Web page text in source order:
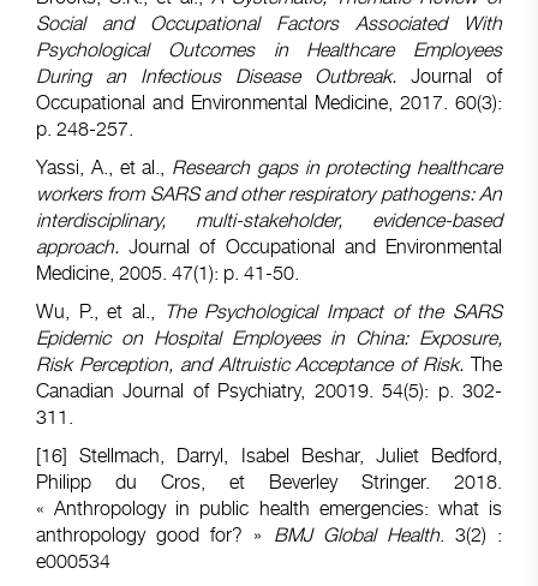
Social and Occupational Factors Associated With
Psychological Outcomes in Healthcare Employees
During an Infectious Disease Outbreak. Journal of
Occupational and Environmental Medicine, 2017. 60(3):
p. 248-257.
Yassi, A., et al., Research gaps in protecting healthcare
workers from SARS and other respiratory pathogens: An
interdisciplinary, multi-stakeholder, evidence-based
approach.Journal of Occupational and Environmental
Medicine, 2005. 47(1): p. 41-50.
Wu, P., et al., The Psychological Impact of the SARS
Epidemic on Hospital Employees in China: Exposure,
Risk Perception, and Altruistic Acceptance of Risk. The
Canadian Journal of Psychiatry, 20019. 54(5): p. 302-
311.
[16] Stellmach, Darryl, Isabel Beshar, Juliet Bedford,
Philipp du Cros, et Beverley Stringer. 2018.
« Anthropology in public health emergencies: what is
anthropology good for? » BMJ Global Health. 3(2) :
e000534